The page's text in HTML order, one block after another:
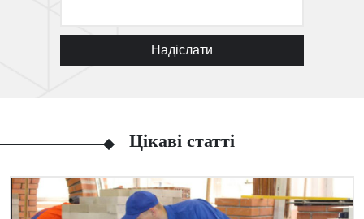
Надіслати
Цікаві статті